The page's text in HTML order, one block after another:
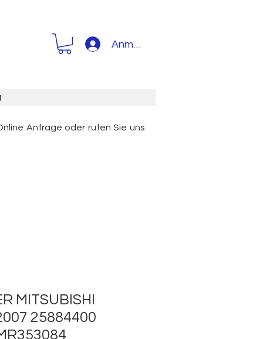
Anmelden
Anfrage oder rufen Sie uns
MITSUBISHI
25884400